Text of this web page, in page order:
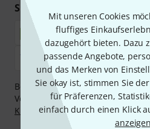
Mit unseren Cookies
fluffiges
dazugehört bieten. Dazu
passende Angebote,
und das Merken von
Sie okay ist, stimmen Sie
für Präferenzen,
einfach durch einen Klick
Sicher einkaufen & bezahlen
Bezahlen Sie vertraulich und
Vorkasse, PayPal, Amazon Pay,
Klarna Ratenzahlungoder